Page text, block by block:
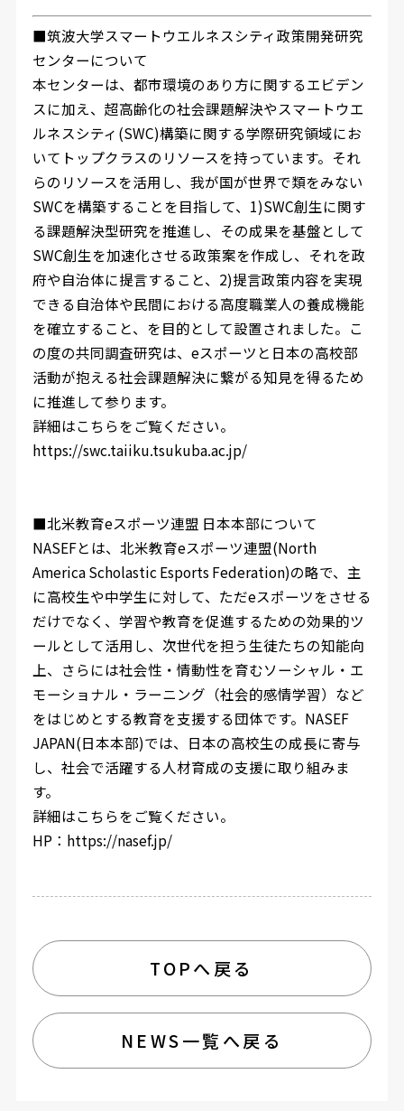
■筑波大学スマートウエルネスシティ政策開発研究
センターについて
本センターは、都市環境のあり方に関するエビデン
スに加え、超高齢化の社会課題解決やスマートウエ
ルネスシティ(SWC)構築に関する学際研究領域にお
いてトップクラスのリソースを持っています。それ
らのリソースを活用し、我が国が世界で類をみない
SWCを構築することを目指して、1)SWC創生に関す
る課題解決型研究を推進し、その成果を基盤として
SWC創生を加速化させる政策案を作成し、それを政
府や自治体に提言すること、2)提言政策内容を実現
できる自治体や民間における高度職業人の養成機能
を確立すること、を目的として設置されました。こ
の度の共同調査研究は、eスポーツと日本の高校部
活動が抱える社会課題解決に繋がる知見を得るため
に推進して参ります。
詳細はこちらをご覧ください。
https://swc.taiiku.tsukuba.ac.jp/
■北米教育eスポーツ連盟 日本本部について
NASEFとは、北米教育eスポーツ連盟(North
America Scholastic Esports Federation)の略で、主
に高校生や中学生に対して、ただeスポーツをさせる
だけでなく、学習や教育を促進するための効果的ツ
ールとして活用し、次世代を担う生徒たちの知能向
上、さらには社会性・情動性を育むソーシャル・エ
モーショナル・ラーニング（社会的感情学習）など
をはじめとする教育を支援する団体です。NASEF
JAPAN(日本本部)では、日本の高校生の成長に寄与
し、社会で活躍する人材育成の支援に取り組みま
す。
詳細はこちらをご覧ください。
HP：https://nasef.jp/
TOPへ戻る
NEWS一覧へ戻る